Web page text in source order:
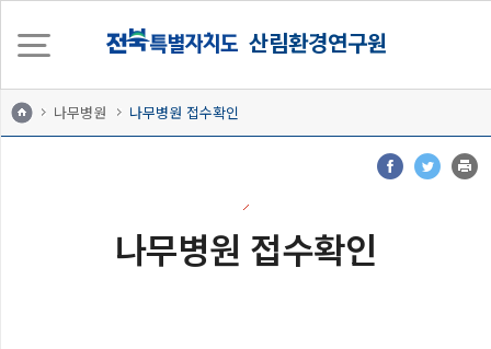
산림환경연구원
나무병원 나무병원 접수확인
나무병원 접수확인